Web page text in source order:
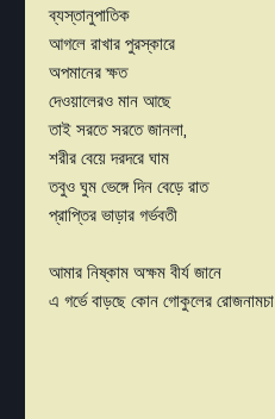
ব্যস্তানুপাতিক
আগলে রাখার পুরস্কারে
অপমানের ক্ষত
দেওয়ালেরও মান আছে
তাই সরতে সরতে জানলা,
শরীর বেয়ে দরদরে ঘাম
তবুও ঘুম ভেঙ্গে দিন বেড়ে রাত
প্রাপ্তির ভাড়ার গর্ভবতী
আমার নিষ্কাম অক্ষম বীর্য জানে
এ গর্ভে বাড়ছে কোন গোকুলের রোজনামচা